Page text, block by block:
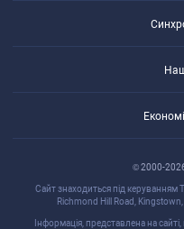
© 2000-
Cайт знаходитьcя під керуванням
Richmond Hill Road,
Інформація, предcтавлена на